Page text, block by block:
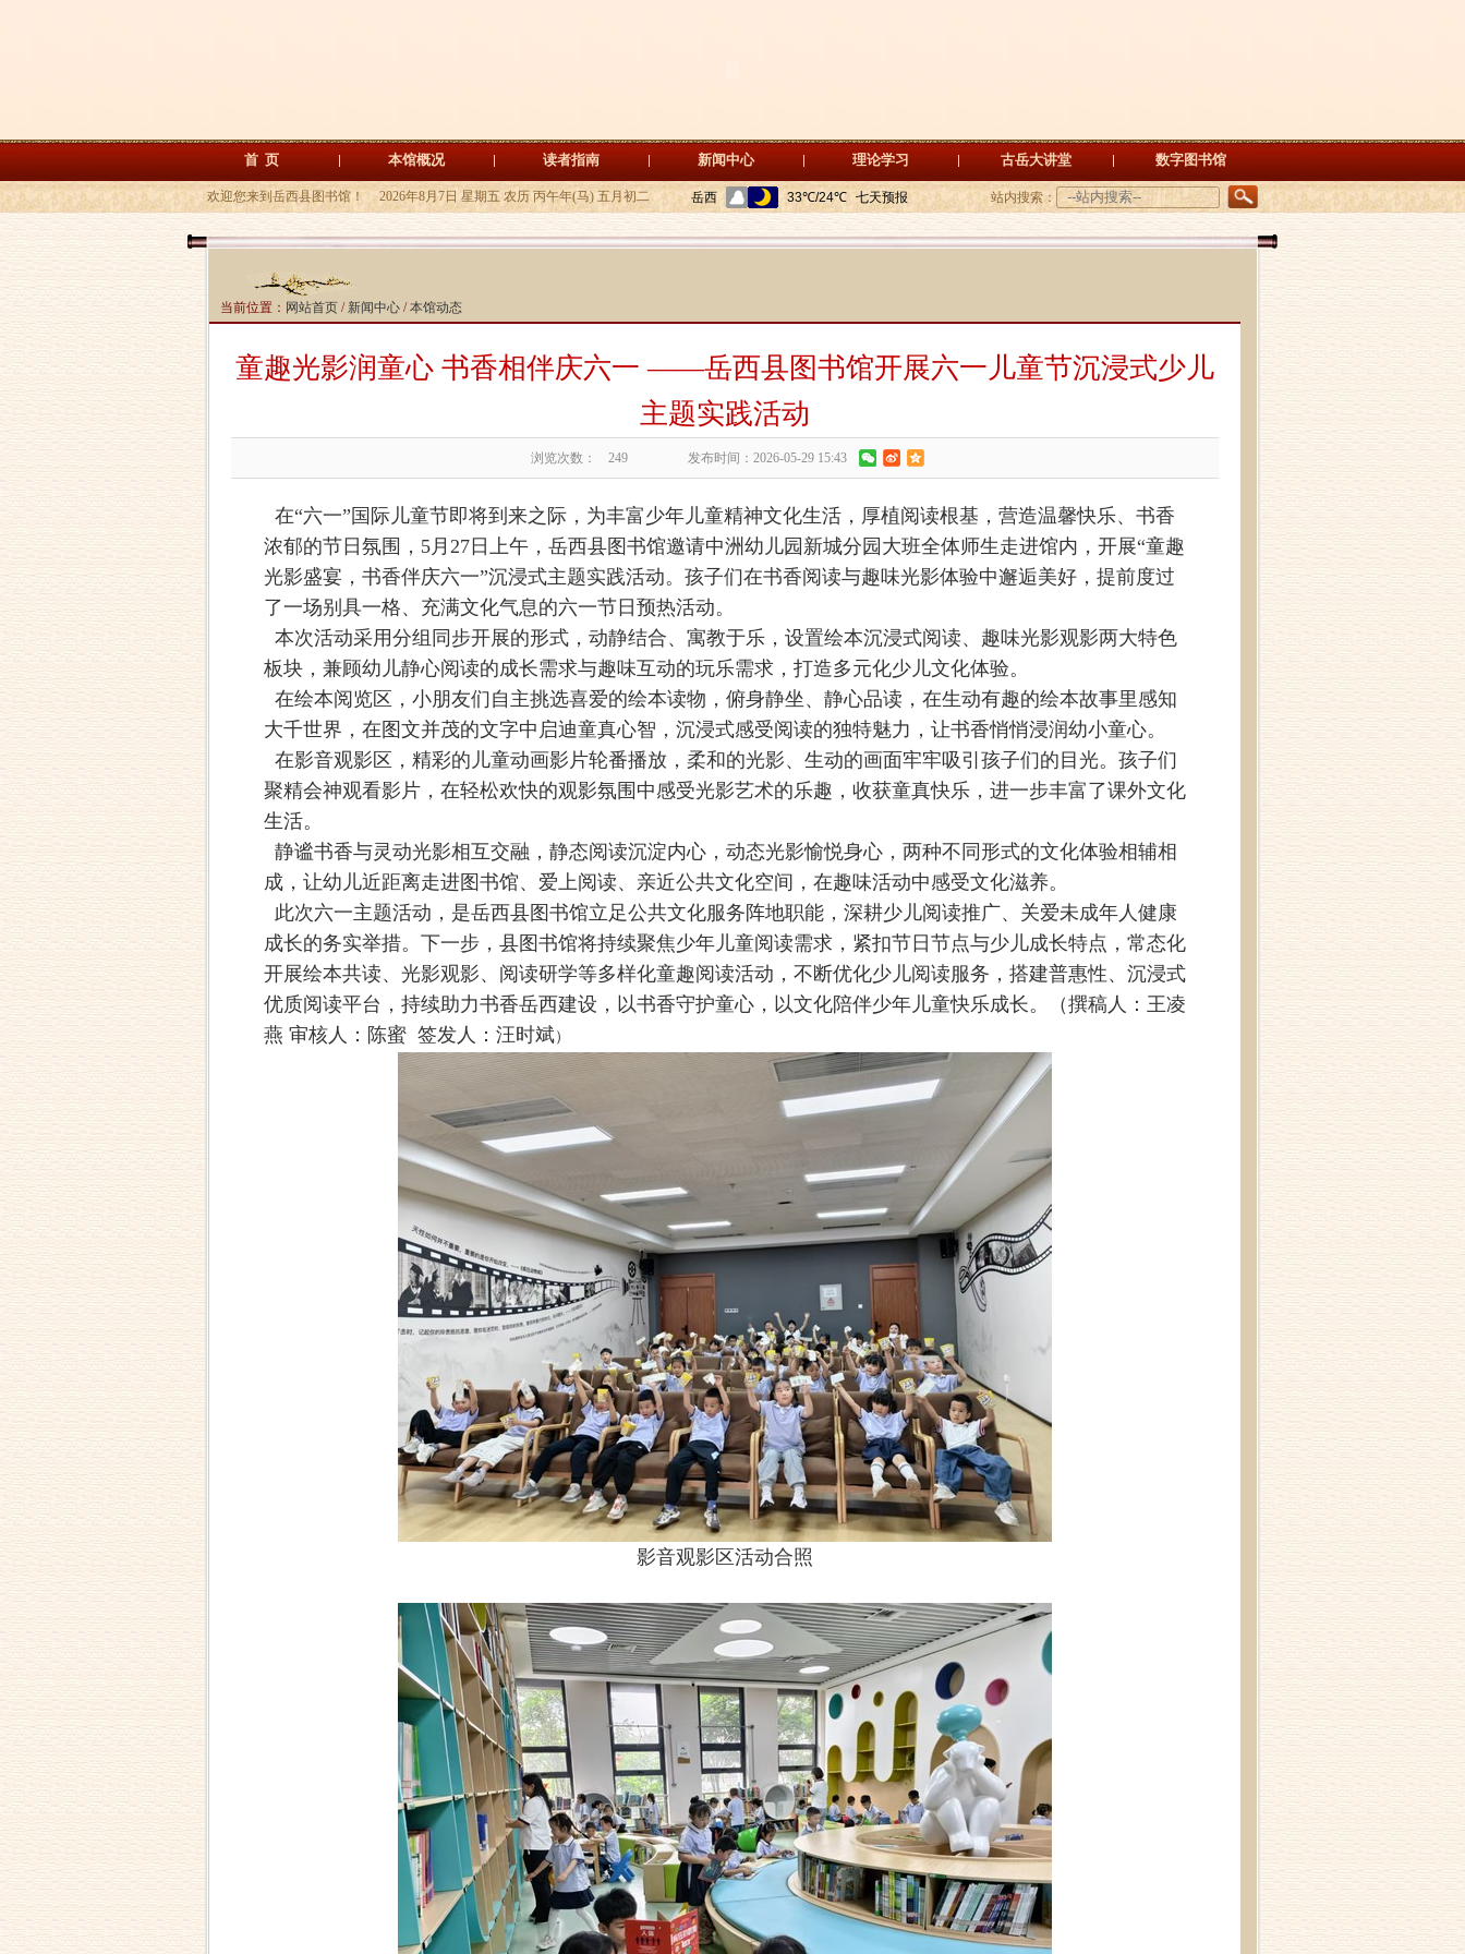
首 页 本馆概况 读者指南 新闻中心 理论学习 古岳大讲堂 数字图书馆
欢迎您来到岳西县图书馆！ 2026年8月7日 星期五 农历 丙午年(马) 五月初二 站内搜索：
当前位置： 网站首页 / 新闻中心 /本馆动态
童趣光影润童心 书香相伴庆六一 ——岳西县图书馆开展六一儿童节沉浸式少儿
主题实践活动
浏览次数： 249 发布时间：2026-05-29 15:43
在“六一”国际儿童节即将到来之际，为丰富少年儿童精神文化生活，厚植阅读根基，营造温馨快乐、书香
浓郁的节日氛围，5月27日上午，岳西县图书馆邀请中洲幼儿园新城分园大班全体师生走进馆内，开展“童趣
光影盛宴，书香伴庆六一”沉浸式主题实践活动。孩子们在书香阅读与趣味光影体验中邂逅美好，提前度过
了一场别具一格、充满文化气息的六一节日预热活动。
本次活动采用分组同步开展的形式，动静结合、寓教于乐，设置绘本沉浸式阅读、趣味光影观影两大特色
板块，兼顾幼儿静心阅读的成长需求与趣味互动的玩乐需求，打造多元化少儿文化体验。
在绘本阅览区，小朋友们自主挑选喜爱的绘本读物，俯身静坐、静心品读，在生动有趣的绘本故事里感知
大千世界，在图文并茂的文字中启迪童真心智，沉浸式感受阅读的独特魅力，让书香悄悄浸润幼小童心。
在影音观影区，精彩的儿童动画影片轮番播放，柔和的光影、生动的画面牢牢吸引孩子们的目光。孩子们
聚精会神观看影片，在轻松欢快的观影氛围中感受光影艺术的乐趣，收获童真快乐，进一步丰富了课外文化
生活。
静谧书香与灵动光影相互交融，静态阅读沉淀内心，动态光影愉悦身心，两种不同形式的文化体验相辅相
成，让幼儿近距离走进图书馆、爱上阅读、亲近公共文化空间，在趣味活动中感受文化滋养。
此次六一主题活动，是岳西县图书馆立足公共文化服务阵地职能，深耕少儿阅读推广、关爱未成年人健康
成长的务实举措。下一步，县图书馆将持续聚焦少年儿童阅读需求，紧扣节日节点与少儿成长特点，常态化
开展绘本共读、光影观影、阅读研学等多样化童趣阅读活动，不断优化少儿阅读服务，搭建普惠性、沉浸式
优质阅读平台，持续助力书香岳西建设，以书香守护童心，以文化陪伴少年儿童快乐成长。（撰稿人：王凌
燕 审核人：陈蜜 签发人：汪时斌）
影音观影区活动合照